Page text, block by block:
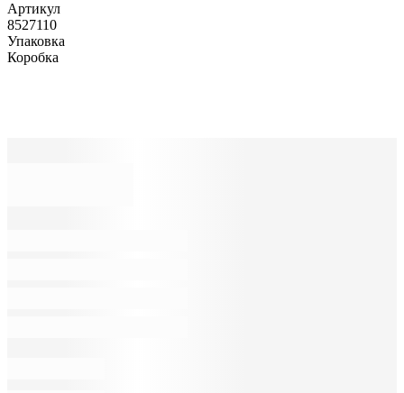
Артикул
8527110
Упаковка
Коробка